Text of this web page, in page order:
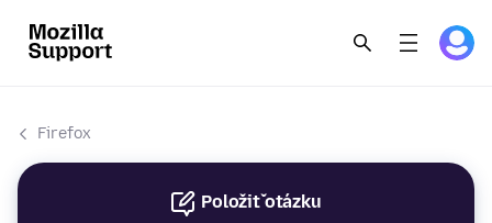
Firefox
Položiť otázku